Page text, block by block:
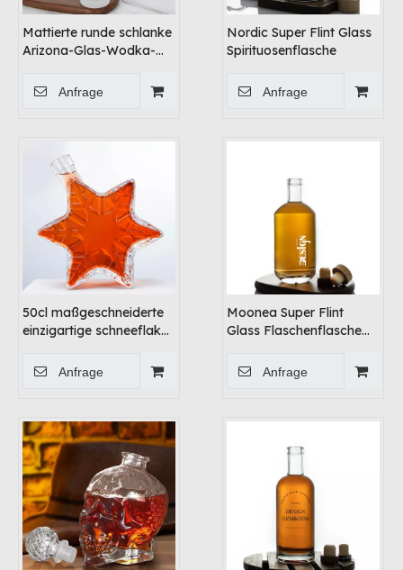
Mattierte runde schlanke
Arizona-Glas-Wodka-
Anfrage
Nordic Super Flint Glass
Spirituosenflasche
Anfrage
50cl maßgeschneiderte
einzigartige schneeflake
Geisterglasbehälter
Anfrage
Moonea Super Flint
Glass Flaschenflasche
Anfrage